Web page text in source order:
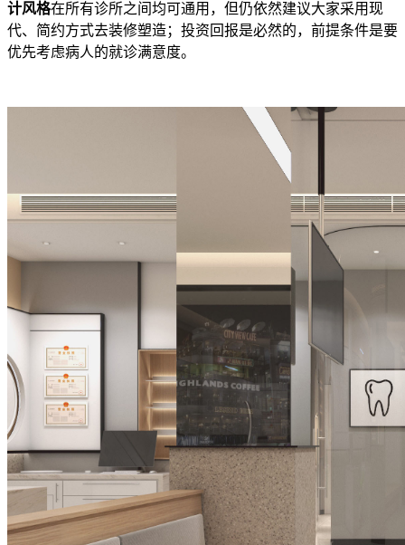
计风格在所有诊所之间均可通用，但仍依然建议大家采用现
代、简约方式去装修塑造；投资回报是必然的，前提条件是要
优先考虑病人的就诊满意度。